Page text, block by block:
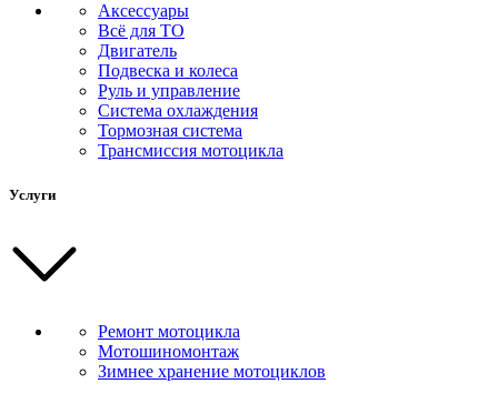
Аксессуары
Всё для ТО
Двигатель
Подвеска и колеса
Руль и управление
Система охлаждения
Тормозная система
Трансмиссия мотоцикла
Услуги
Ремонт мотоцикла
Мотошиномонтаж
Зимнее хранение мотоциклов